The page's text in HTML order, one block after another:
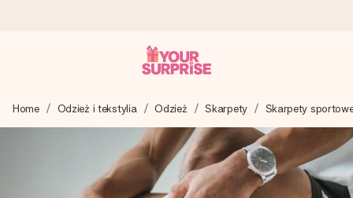
Tworzymy Twój prezent z troską i wysyłamy go w mgnieniu
oka – dzięki czemu możesz go dać dokładnie we
właściwym momencie, kiedy ma to największe znaczenie
Home Odzież i tekstylia Odzież Skarpety Skarpety